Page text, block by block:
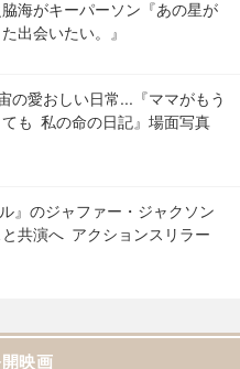
海がキーパーソン『あの星が
出会いたい。』
の愛おしい日常...『ママがもう
ても 私の命の日記』場面写真
』のジャファー・ジャクソン
共演へ アクションスリラー
映画